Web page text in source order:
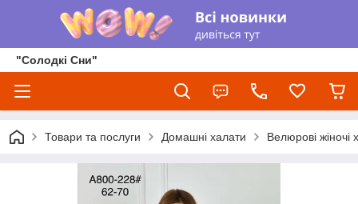
"Солодкі Сни"
Товари та послуги Домашні халати Велюрові жіночі